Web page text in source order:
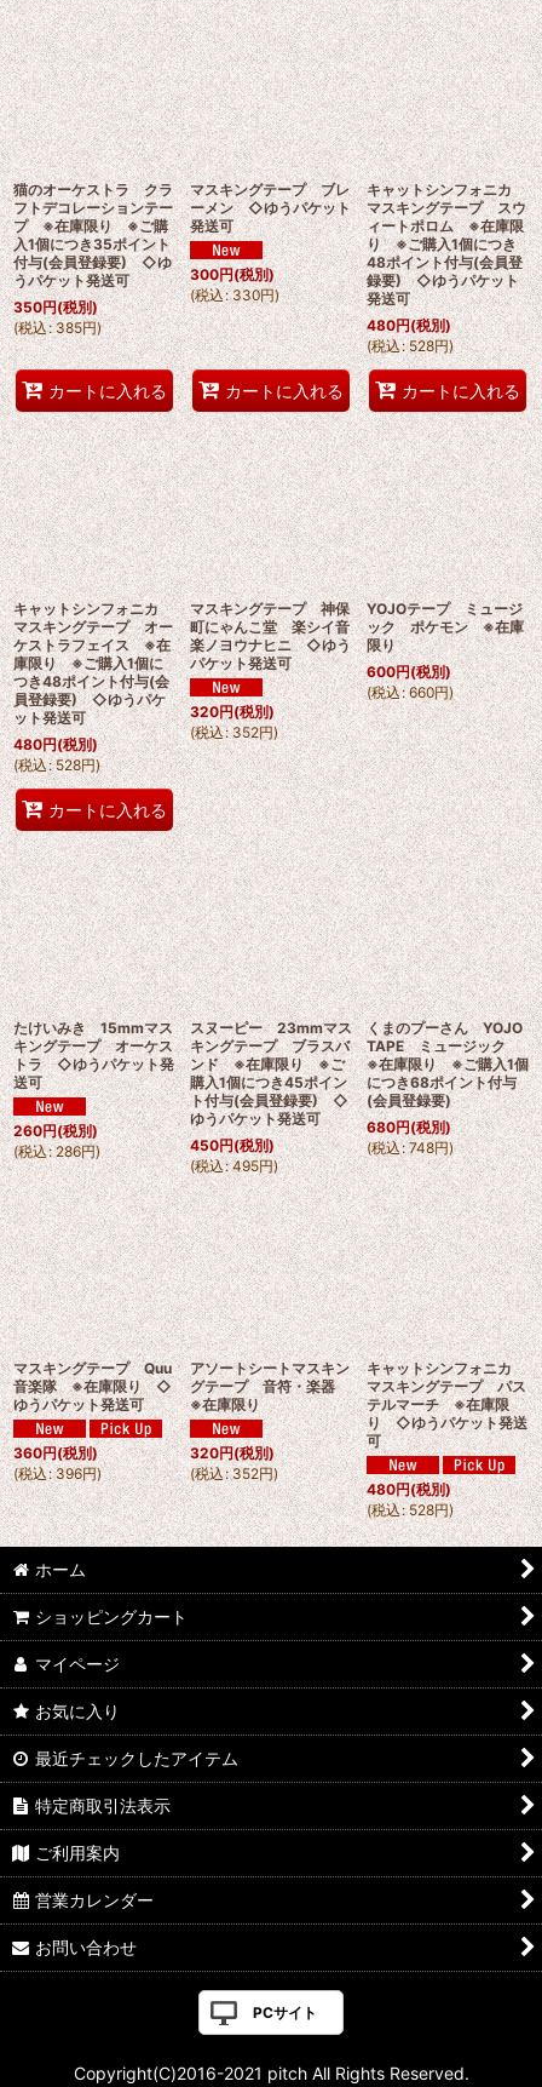
猫のオーケストラ クラ
フトデコレーションテー
プ ※在庫限り ※ご購
入1個につき35ポイント
付与(会員登録要) ◇ゆ
うパケット発送可
350円(税別)
(税込 : 385円)
カートに入れる
マスキングテープ ブレ
ーメン ◇ゆうパケット
発送可
300円(税別)
(税込: 330円)
カートに入れる
キャットシンフォニカ
マスキングテープ スウ
ィートポロム ※在庫限
り ※ご購入1個につき
48ポイント付与(会員登
録要) ◇ゆうパケット
発送可
480円(税別)
(税込: 528円)
カートに入れる
キャットシンフォニカ
マスキングテープ オー
ケストラフェイス ※在
庫限り ※ご購入1個に
つき48ポイント付与(会
員登録要) ◇ゆうパケ
ット発送可
480円(税別)
(税込: 528円)
カートに入れる
マスキングテープ 神保
町にゃんこ堂 楽シイ音
楽ノヨウナヒニ ◇ゆう
パケット発送可
320円(税別)
(税込: 352円)
YOJOテープ ミュージ
ック ポケモン ※在庫
限り
600円(税別)
(税込: 660円)
たけいみき 15mmマス
キングテープ オーケス
トラ ◇ゆうパケット発
送可
260円(税別)
(税込: 286円)
スヌーピー 23mmマス
キングテープ ブラスバ
ンド ※在庫限り ※ご
購入1個につき45ポイン
ト付与(会員登録要) ◇
ゆうパケット発送可
450円(税別)
(税込: 495円)
くまのプーさん YOJO
TAPE ミュージック
※在庫限り ※ご購入1個
につき68ポイント付与
(会員登録要)
680円(税別)
(税込: 748円)
マスキングテープ Quu
音楽隊 ※在庫限り ◇
ゆうパケット発送可
360円(税別)
(税込: 396円)
アソートシートマスキン
グテープ 音符・楽器
※在庫限り
320円(税別)
(税込: 352円)
キャットシンフォニカ
マスキングテープ パス
テルマーチ ※在庫限
り ◇ゆうパケット発送
可
480円(税別)
(税込 : 528円)
ホーム
ショッピングカート
マイページ
お気に入り
最近チェックしたアイテム
特定商取引法表示
ご利用案内
営業カレンダー
お問い合わせ
PCサイト
Copyright(C)2016-2021 pitch All Rights Reserved.